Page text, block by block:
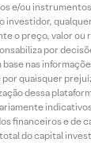
e/ou
investidor,
o preço, valor ou
por
nas
quaisquer
dessa
financeiros e de
do capital